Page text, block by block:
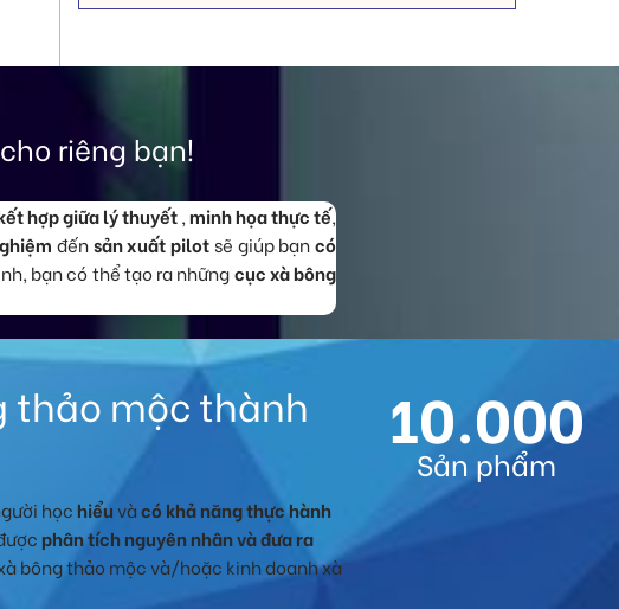
riêng bạn!
hợp giữa lý thuyết,minh họa thực tế,
đếnsản xuất pilotsẽ giúp bạncó
bạn có thể tạo ra nhữngcục xà bông
thảo mộc thành
họchiểuvàcó khả năng thực hành
phân tích nguyên nhân và đưa ra
bông thảo mộc và/hoặc kinh doanh xà
10.000
Sản phẩm